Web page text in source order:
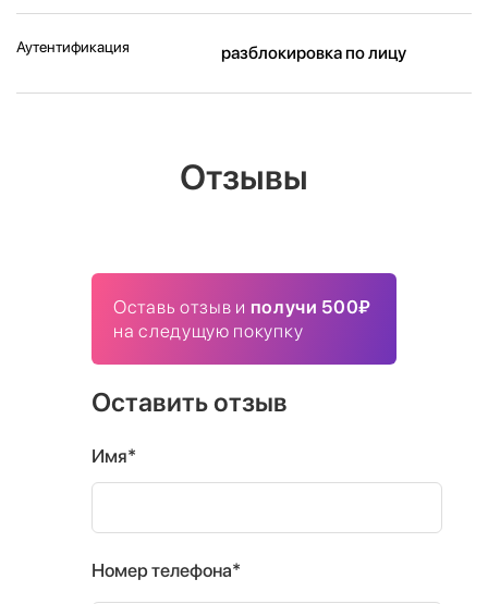
Аутентификация разблокировка по лицу
Отзывы
Оставь отзыв и получи 500₽
на следущую покупку
Оставить отзыв
Имя*
Номер телефона*